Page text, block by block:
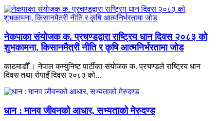
नेकपाका संयोजक क. प्रचण्डद्वारा राष्ट्रिय धान दिवस २०८३ को
शुभकामना, किसानमैत्री नीति र कृषि आत्मनिर्भरतामा जोड
काठमाडौँ । नेपाल कम्युनिष्ट पार्टीका संयोजक क. प्रचण्डले राष्ट्रिय धान
दिवस तथा रोपाइँ दिवस २०८३ को...
धान : मानव जीवनको आधार, सभ्यताको मेरुदण्ड